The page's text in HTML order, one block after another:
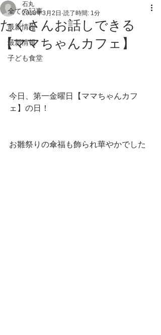
全ての記事
最新情報
最新情報
子ども食堂
たくさんお話しできる
【ママちゃんカフェ】
石丸
2018年3月2日 読了時間: 1分
今日、第一金曜日【ママちゃんカフ
ェ】の日！
お雛祭りの傘福も飾られ華やかでした